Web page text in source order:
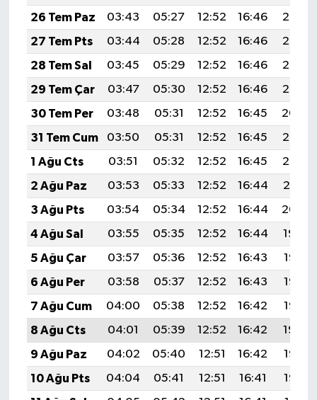
26 Tem Paz
03:43 05:27 12:52 16:46
20:08
27 Tem Pts
03:44 05:28 12:52 16:46
20:07
28 Tem Sal
03:45 05:29 12:52 16:46
20:06
29 Tem Çar
03:47 05:30 12:52 16:46
20:05
30 Tem Per
03:48 05:31 12:52 16:45
20:04
31 Tem Cum
03:50 05:31 12:52 16:45
20:03
1 Ağu Cts
03:51 05:32 12:52 16:45
20:02
2 Ağu Paz
03:53 05:33 12:52 16:44
20:01
3 Ağu Pts
03:54 05:34 12:52 16:44
20:00
4 Ağu Sal
03:55 05:35 12:52 16:44
19:59
5 Ağu Çar
03:57 05:36 12:52 16:43
19:58
6 Ağu Per
03:58 05:37 12:52 16:43
19:57
7 Ağu Cum
04:00 05:38 12:52 16:42
19:55
8 Ağu Cts
04:01 05:39 12:52 16:42
19:54
9 Ağu Paz
04:02 05:40 12:51 16:42
19:53
10 Ağu Pts
04:04 05:41 12:51 16:41
19:52